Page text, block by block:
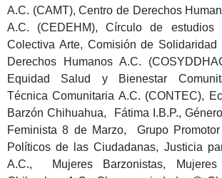
A.C. (CAMT), Centro de Derechos
A.C. (CEDEHM), Círculo de estudios
Colectiva Arte, Comisión de
Derechos Humanos A.C.
Equidad Salud y Bienestar
Técnica Comunitaria A.C. (CONTEC),
Barzón Chihuahua, Fátima I.B.P.,
Feminista 8 de Marzo, Grupo
Políticos de las Ciudadanas, Justicia
A.C., Mujeres Barzonistas,